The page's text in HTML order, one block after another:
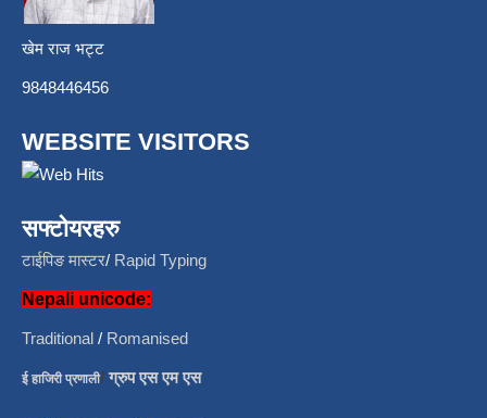
खेम राज भट्ट
9848446456
WEBSITE VISITORS
सफ्टोयरहरु
टाईपिङ मास्टर/ Rapid Typing
Nepali unicode:
Traditional / Romanised
ई हाजिरी प्रणाली/ग्रुप एस एम एस